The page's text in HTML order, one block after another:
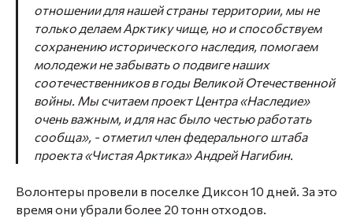
отношении для нашей страны территории, мы не
только делаем Арктику чище, но и способствуем
сохранению исторического наследия, помогаем
молодежи не забывать о подвиге наших
соотечественников в годы Великой Отечественной
войны. Мы считаем проект Центра «Наследие»
очень важным, и для нас было честью работать
сообща», - отметил член федерального штаба
проекта «Чистая Арктика» Андрей Нагибин.
Волонтеры провели в поселке Диксон 10 дней. За это
время они убрали более 20 тонн отходов.